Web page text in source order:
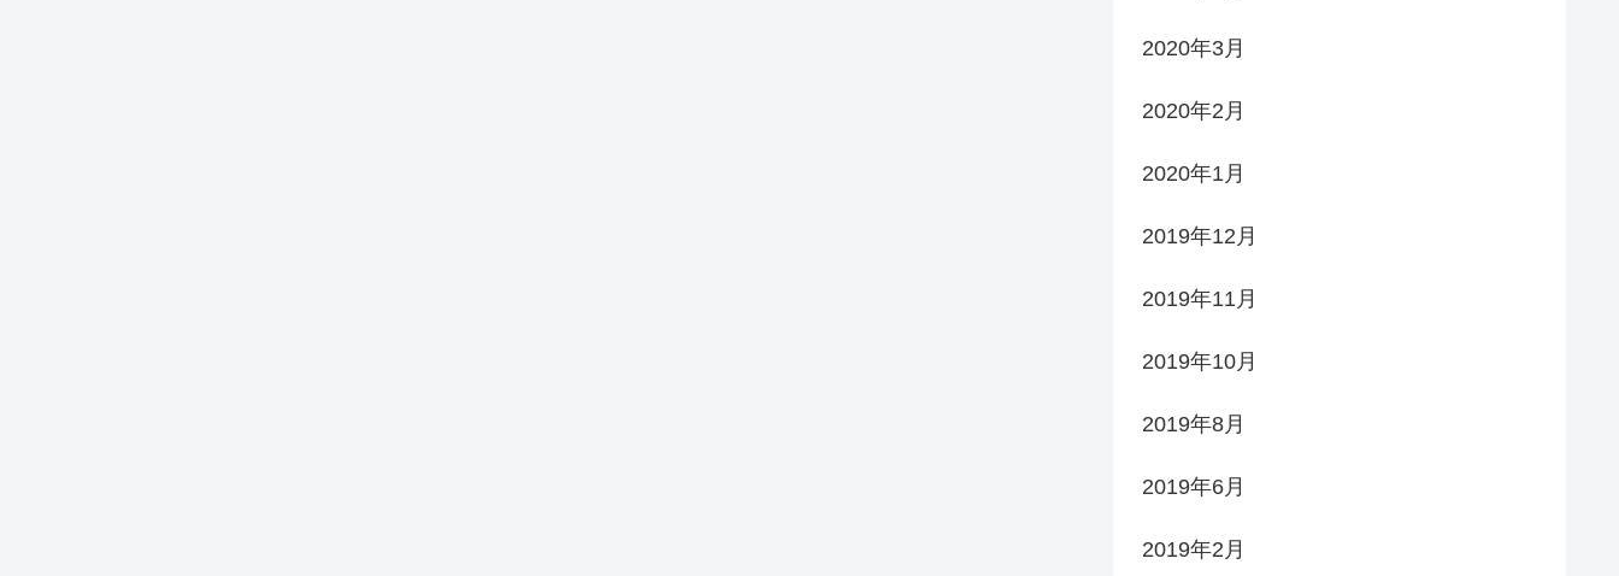
2020年3月
2020年2月
2020年1月
2019年12月
2019年11月
2019年10月
2019年8月
2019年6月
2019年2月